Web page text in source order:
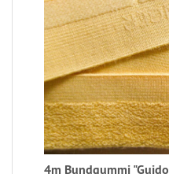
4m Bundgummi